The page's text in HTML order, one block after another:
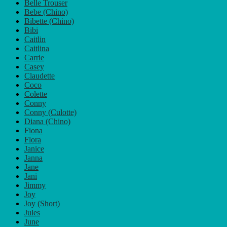
Belle Trouser
Bebe (Chino)
Bibette (Chino)
Bibi
Caitlin
Caitlina
Carrie
Casey
Claudette
Coco
Colette
Conny
Conny (Culotte)
Diana (Chino)
Fiona
Flora
Janice
Janna
Jane
Jani
Jimmy
Joy
Joy (Short)
Jules
June